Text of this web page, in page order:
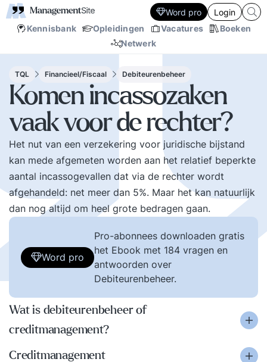
Kennisbank Opleidingen Vacatures
Boeken
Netwerk
Word pro Login
TQL Financieel/Fiscaal Debiteurenbeheer
Komen incassozaken
vaak voor de rechter?
Het nut van een verzekering voor juridische bijstand
kan mede afgemeten worden aan het relatief beperkte
aantal incassogevallen dat via de rechter wordt
afgehandeld: net meer dan 5%. Maar het kan natuurlijk
dan nog altijd om heel grote bedragen gaan.
Word pro
Pro-abonnees downloaden gratis
het Ebook met 184 vragen en
antwoorden over
Debiteurenbeheer.
Wat is debiteurenbeheer of
creditmanagement?
Creditmanagement